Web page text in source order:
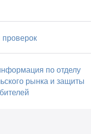
проверок
по отделу
рынка и защиты